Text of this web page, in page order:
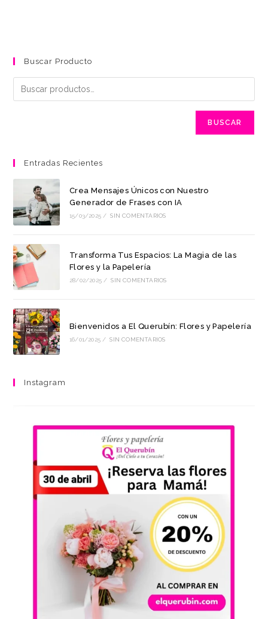
Buscar Producto
BUSCAR
Entradas Recientes
Crea Mensajes Únicos con Nuestro
Generador de Frases con IA
15/03/2025 / SIN COMENTARIOS
Transforma Tus Espacios: La Magia de las
Flores y la Papelería
28/02/2025 / SIN COMENTARIOS
Bienvenidos a El Querubín: Flores y Papelería
16/01/2025 / SIN COMENTARIOS
Instagram